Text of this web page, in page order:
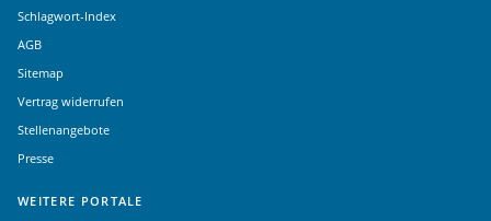
Schlagwort-Index
AGB
Sitemap
Vertrag widerrufen
Stellenangebote
Presse
WEITERE PORTALE